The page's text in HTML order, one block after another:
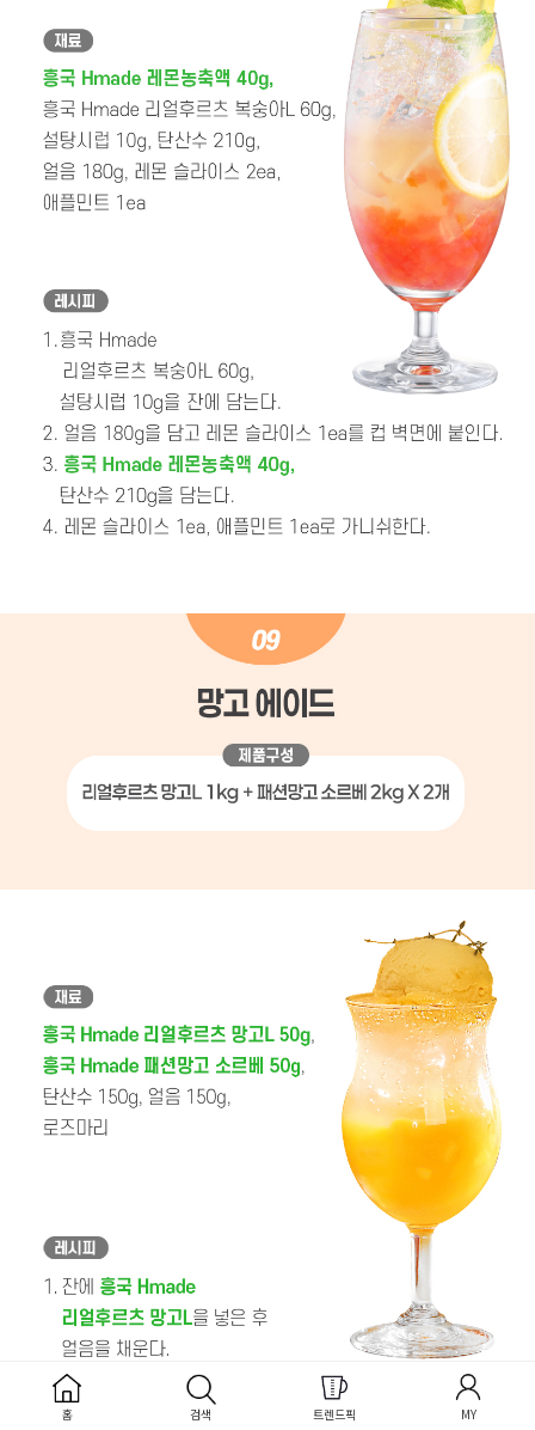
홈 검색 트렌드픽 MY